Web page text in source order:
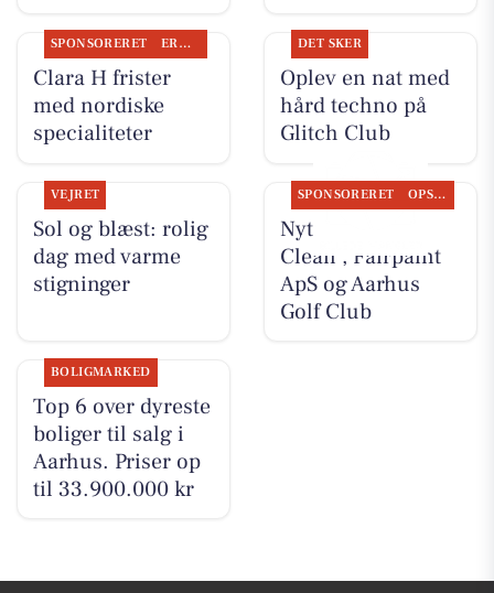
SPONSORERET ERHVERV
Clara H frister
med nordiske
specialiteter
DET SKER
Oplev en nat med
hård techno på
Glitch Club
VEJRET
Sol og blæst: rolig
dag med varme
stigninger
SPONSORERET OPSLAGSTAVLEN
Nyt fra Classic
Clean , Fairpaint
ApS og Aarhus
Golf Club
BOLIGMARKED
Top 6 over dyreste
boliger til salg i
Aarhus. Priser op
til 33.900.000 kr